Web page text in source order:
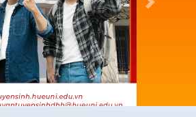
Next